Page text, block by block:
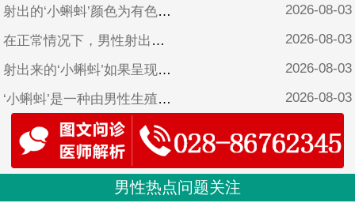
射出的‘小蝌蚪’颜色为有色可能是因为以下原因： 2026-08-03
在正常情况下，男性射出的精液会在几分钟内凝固成一种蛋白质胶状物质，这种现象被称为射精后凝固。但是有些男性可能会出现射出的‘小蝌蚪’不凝固的情况，这种现象被称为射后不凝。 2026-08-03
射出来的‘小蝌蚪’如果呈现块状，这可能是因为以下原因： 2026-08-03
‘小蝌蚪’是一种由男性生殖系统产生的细胞，通过射精的方式将其排出体外。而正常情况下，精液应该是透明的，有一定的黏稠度，颜色略带白色。然而，有些男性会发现，他们的精液有时候呈现出有色的果冻状。那么，这种情况是否正常呢？ 2026-08-03
射出的‘小蝌蚪’带血是一种不寻常的现象，它可能意味着存在某种健康问题或疾病。以下是可能导致射出‘小蝌蚪’带血的几种原因。
‘小蝌蚪’果冻状是指精液在射出后呈现凝固、黏稠、胶状或块状状态，通常与某些生理或疾病因素有关。 2026-08-03
精液是男性生殖系统的产物，其主要功能是将‘小蝌蚪’输送到女性体内，以实现受孕。正常情况下，精液呈淡有色或白色，具有较浓的粘性和黏性，以便维持‘小蝌蚪’在体内的存活和活动。然而，如果发现射出的精液有点发黄，可能是存在某些健康问题。
男性热点问题关注